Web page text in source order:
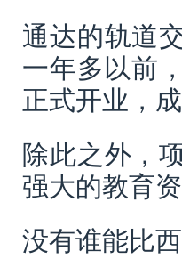
通达的轨道
一年多以前
正式开业，
除此之外，
强大的教育
没有谁能比